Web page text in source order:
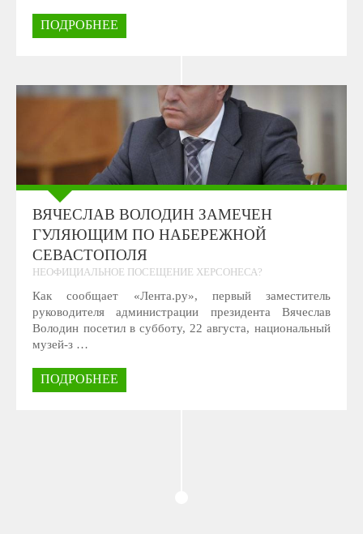
ПОДРОБНЕЕ
ВЯЧЕСЛАВ ВОЛОДИН ЗАМЕЧЕН
ГУЛЯЮЩИМ ПО НАБЕРЕЖНОЙ
СЕВАСТОПОЛЯ
НЕОФИЦИАЛЬНОЕ ПОСЕЩЕНИЕ ХЕРСОНЕСА?
Как сообщает «Лента.ру», первый заместитель
руководителя администрации президента Вячеслав
Володин посетил в субботу, 22 августа, национальный
музей-з …
ПОДРОБНЕЕ